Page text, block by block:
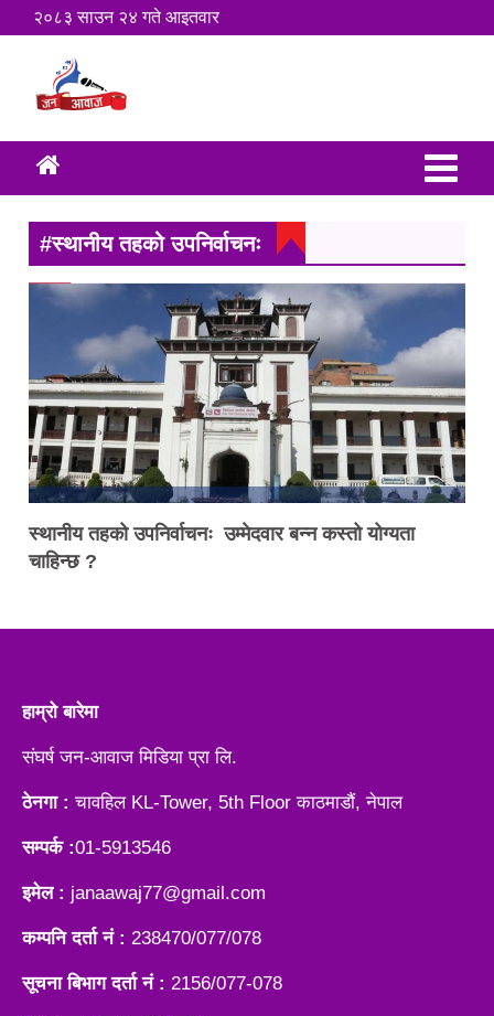
२०८३ साउन २४ गते आइतवार
#स्थानीय तहको उपनिर्वाचनः
स्थानीय तहको उपनिर्वाचनः उम्मेदवार बन्न कस्तो योग्यता
चाहिन्छ ?
हाम्रो बारेमा
संघर्ष जन-आवाज मिडिया प्रा लि.
ठेनगा : चावहिल KL-Tower, 5th Floor काठमाडौं, नेपाल
सम्पर्क :01-5913546
इमेल : janaawaj77@gmail.com
कम्पनि दर्ता नं : 238470/077/078
सूचना बिभाग दर्ता नं : 2156/077-078